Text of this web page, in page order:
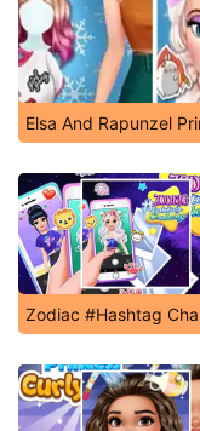
Elsa And Rapunzel
Zodiac #Hashtag